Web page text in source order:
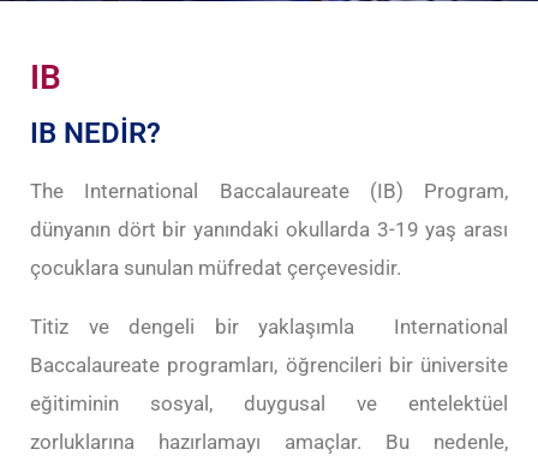
IB
IB NEDİR?
The International Baccalaureate (IB) Program,
dünyanın dört bir yanındaki okullarda 3-19 yaş arası
çocuklara sunulan müfredat çerçevesidir.
Titiz ve dengeli bir yaklaşımla International
Baccalaureate programları, öğrencileri bir üniversite
eğitiminin sosyal, duygusal ve entelektüel
zorluklarına hazırlamayı amaçlar. Bu nedenle,